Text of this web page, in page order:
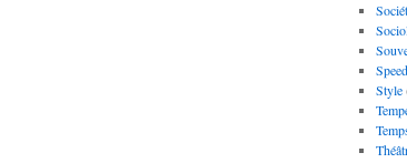
Style